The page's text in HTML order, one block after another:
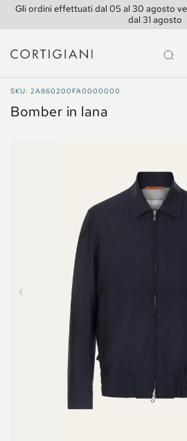
Gli ordini effettuati dal 05 al 30 agosto
dal 31 agosto
SKU: 2A860200FA0000000
Bomber in lana